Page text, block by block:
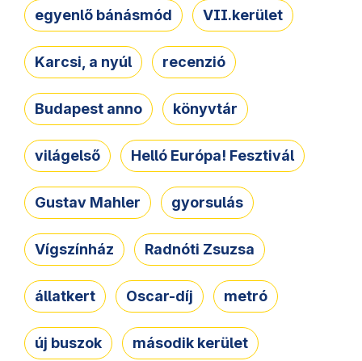
egyenlő bánásmód VII.kerület
Karcsi, a nyúl recenzió
Budapest anno könyvtár
világelső Helló Európa! Fesztivál
Gustav Mahler gyorsulás
Vígszínház Radnóti Zsuzsa
állatkert Oscar-díj metró
új buszok második kerület